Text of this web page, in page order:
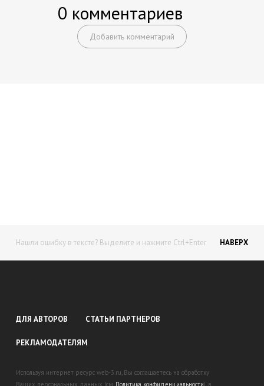
0 комментариев
Добавить комментарий
Нашли ошибку в тексте? Выделите и нажмите Ctrl+Enter НАВЕРХ
ДЛЯ АВТОРОВ СТАТЬИ ПАРТНЕРОВ
РЕКЛАМОДАТЕЛЯМ
Используя интернет ресурс web-3.ru, Вы соглашаетесь на обработку
Ваших персональных данных (см. Политика конфиденциальности), в